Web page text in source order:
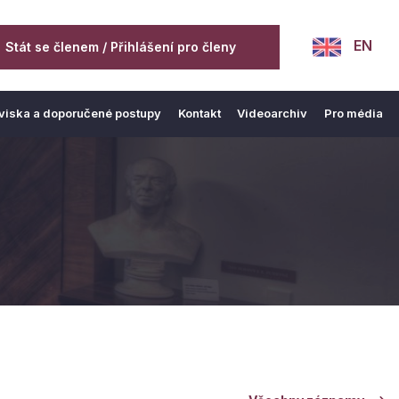
a doporučené postupy Kontakt Videoarchiv Pro média
Stát se členem / Přihlášení pro členy EN